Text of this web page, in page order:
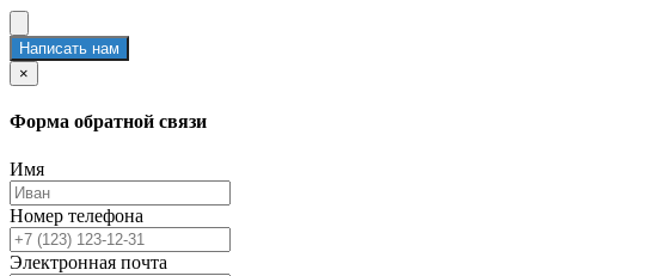
Написать нам
×
Форма обратной связи
Имя
Номер телефона
Электронная почта